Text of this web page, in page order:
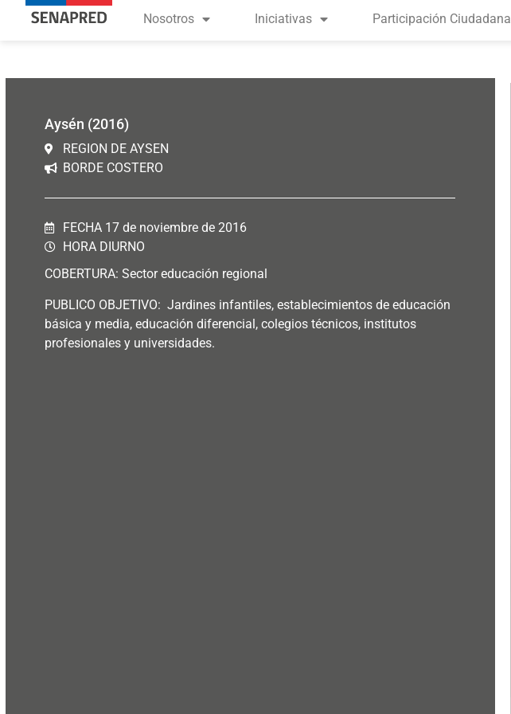
contenido
Nosotros Iniciativas Participación Ciudadana
Aysén (2016)
REGION DE AYSEN
BORDE COSTERO
FECHA 17 de noviembre de 2016
HORA DIURNO
COBERTURA: Sector educación regional
PUBLICO OBJETIVO: Jardines infantiles, establecimientos de educación
básica y media, educación diferencial, colegios técnicos, institutos
profesionales y universidades.